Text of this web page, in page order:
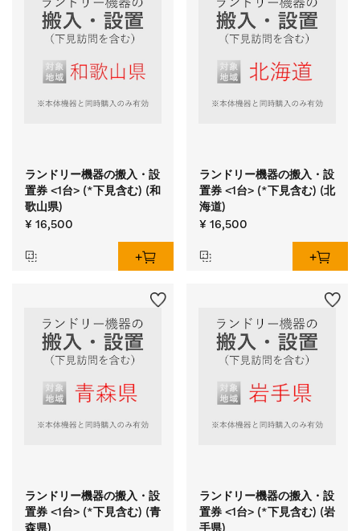
ランドリー機器の搬入・設
置券 <1台> (*下見含む) (和
歌山県)
¥ 16,500
ランドリー機器の搬入・設
置券 <1台> (*下見含む) (北
海道)
¥ 16,500
ランドリー機器の搬入・設
置券 <1台> (*下見含む) (青
森県)
ランドリー機器の搬入・設
置券 <1台> (*下見含む) (岩
手県)